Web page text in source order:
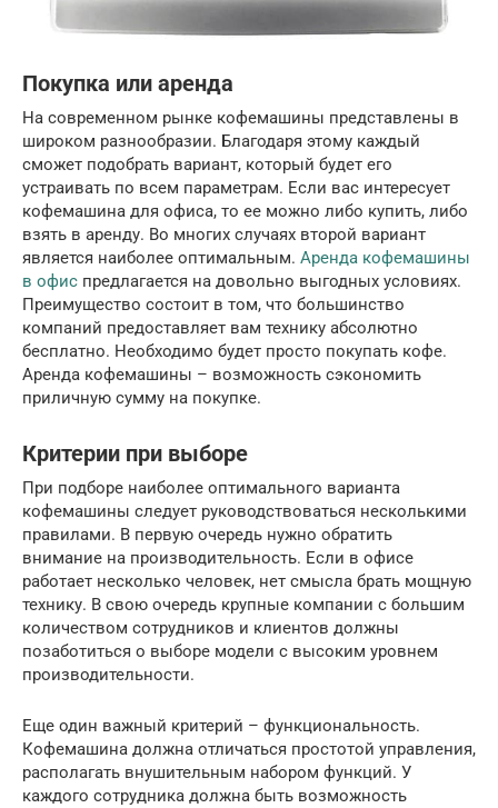
Покупка или аренда
На современном рынке кофемашины представлены в
широком разнообразии. Благодаря этому каждый
сможет подобрать вариант, который будет его
устраивать по всем параметрам. Если вас интересует
кофемашина для офиса, то ее можно либо купить, либо
взять в аренду. Во многих случаях второй вариант
является наиболее оптимальным. Аренда кофемашины
в офис предлагается на довольно выгодных условиях.
Преимущество состоит в том, что большинство
компаний предоставляет вам технику абсолютно
бесплатно. Необходимо будет просто покупать кофе.
Аренда кофемашины – возможность сэкономить
приличную сумму на покупке.
Критерии при выборе
При подборе наиболее оптимального варианта
кофемашины следует руководствоваться несколькими
правилами. В первую очередь нужно обратить
внимание на производительность. Если в офисе
работает несколько человек, нет смысла брать мощную
технику. В свою очередь крупные компании с большим
количеством сотрудников и клиентов должны
позаботиться о выборе модели с высоким уровнем
производительности.
Еще один важный критерий – функциональность.
Кофемашина должна отличаться простотой управления,
располагать внушительным набором функций. У
каждого сотрудника должна быть возможность